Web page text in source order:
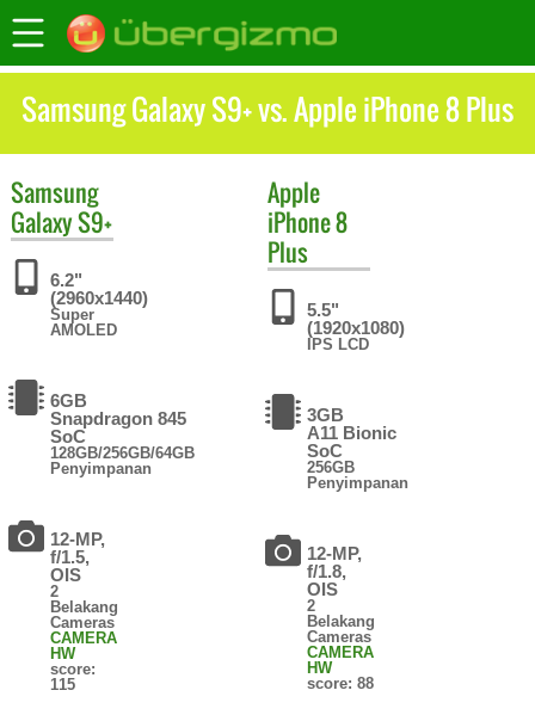
Samsung Galaxy S9+ vs. Apple iPhone 8 Plus
Samsung
Galaxy S9+
6.2"
(2960x1440)
Super
AMOLED
6GB
Snapdragon 845
SoC
128GB/256GB/64GB
Penyimpanan
12-MP,
f/1.5,
OIS
2
Belakang
Cameras
CAMERA
HW
score:
115
Apple
iPhone 8
Plus
5.5"
(1920x1080)
IPS LCD
3GB
A11 Bionic
SoC
256GB
Penyimpanan
12-MP,
f/1.8,
OIS
2
Belakang
Cameras
CAMERA
HW
score: 88